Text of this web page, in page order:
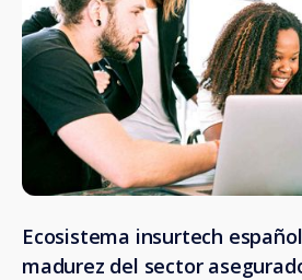
Ecosistema insurtech
madurez del sector